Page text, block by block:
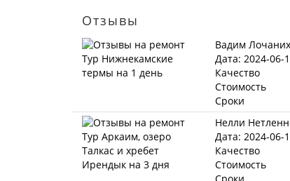
Отзывы
Вадим
Дата: 2024-06-
Качество
Стоимость
Сроки
Нелли
Дата: 2024-06-
Качество
Стоимость